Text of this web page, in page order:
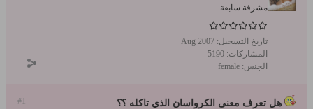
مشرفة سابقة
تاريخ التسجيل: Aug 2007
المشاركات: 5190
الجنس: female
#1 هل تعرف معنى الكرواسان الذي تاكله ؟؟